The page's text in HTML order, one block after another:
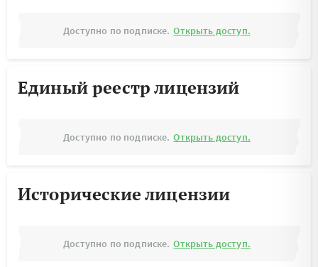
Доступно по подписке. Открыть доступ.
Единый реестр лицензий
Доступно по подписке. Открыть доступ.
Исторические лицензии
Доступно по подписке. Открыть доступ.